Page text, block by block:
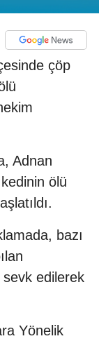
çöp
Adnan
ölü
bazı
sevk edilerek
Yönelik